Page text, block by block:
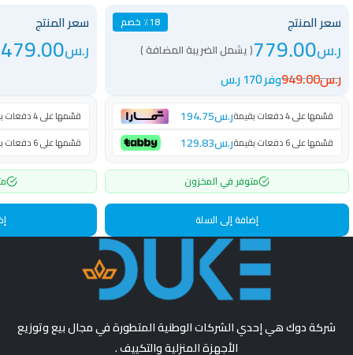
سعر المنتج ٪18 خصم
ر.س779.00( يشمل الضريبة المضافة )
ر.س949.00وفر 170 ر.س
قسّمها على 4 دفعات بقيمة ر.س194.75
قسّمها على 6 دفعات بقيمة ر.س129.83
متوفر في المخزون
إضافة إلى السلة
سعر المنتج
ر.س
قسّمها على 4 دفعات بقيمة
قسّمها على 6 دفعات بقيمة
شركة دوك هي إحدي الشركات الوطنية المتطورة في مجال بيع وتوزيع
الأجهزة المنزلية والتكييف .